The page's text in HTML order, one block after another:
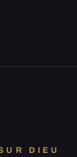
DIEU